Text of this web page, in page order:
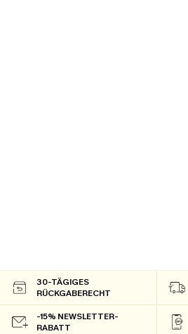
30-TÄGIGES
RÜCKGABERECHT
-15% NEWSLETTER-
RABATT